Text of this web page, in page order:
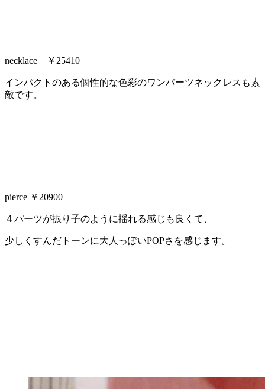
necklace ￥25410
インパクトのある個性的な色彩のワンパーツネックレスも素
敵です。
pierce ￥20900
４パーツが振り子のように揺れる感じも良くて、
少しくすんだトーンに大人っぽいPOPさを感じます。